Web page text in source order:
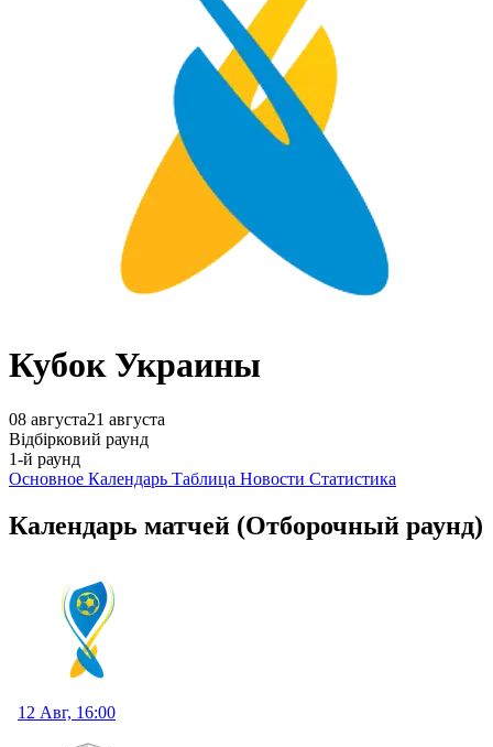
Кубок Украины
08 августа21 августа
Відбірковий раунд
1-й раунд
Основное Календарь Таблица Новости Статистика
Календарь матчей (Отборочный раунд)
12 Авг, 16:00